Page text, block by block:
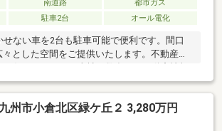
南道路
都市ガス
駐車2台 オール電化
ない車を2台も駐車可能で便利です。間口
とした空間をご提供いたします。不動産を
す。ぜひ当社での不動産探しをご検討くださ
州市小倉北区緑ケ丘２ 3,280万円